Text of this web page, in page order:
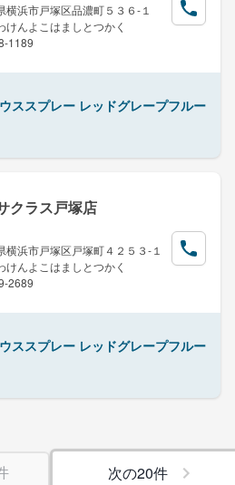
横浜市戸塚区品濃町５３６-１
けんよこはましとつかく
1189
ススプレー レッドグレープフルー
クラス戸塚店
横浜市戸塚区戸塚町４２５３-１
けんよこはましとつかく
2689
ススプレー レッドグレープフルー
次の20件